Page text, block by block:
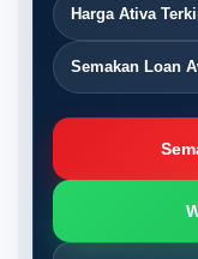
Harga Ativa
Semakan Loan